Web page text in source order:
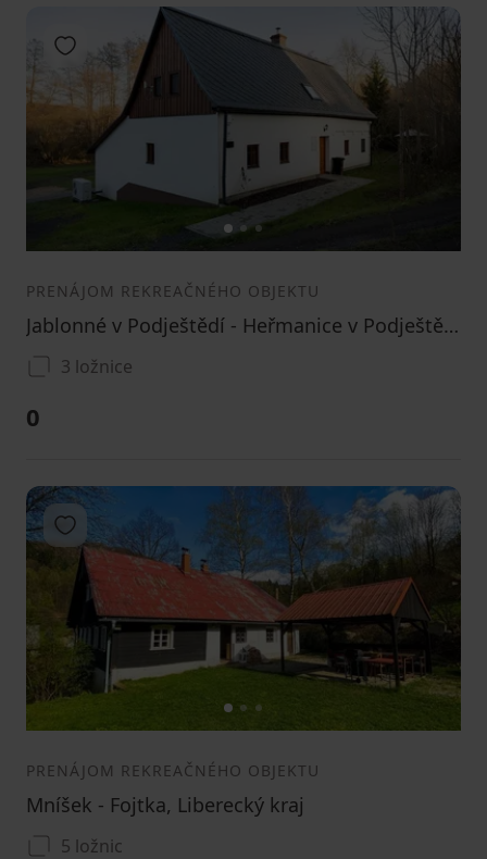
12 3
Pridať do obľúbených
PRENÁJOM REKREAČNÉHO OBJEKTU
Jablonné v Podještědí - Heřmanice v Podještědí, Liberecký kraj
3 ložnice
0
12 3
Pridať do obľúbených
PRENÁJOM REKREAČNÉHO OBJEKTU
Mníšek - Fojtka, Liberecký kraj
5 ložnic